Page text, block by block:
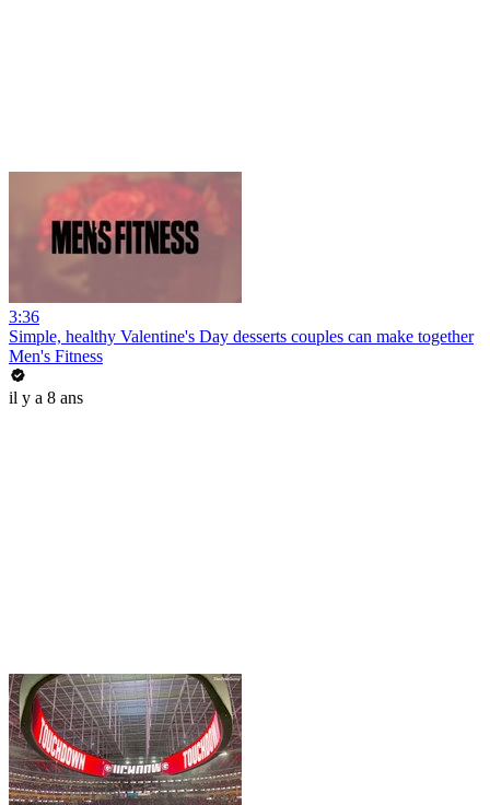
3:36
Simple, healthy Valentine's Day desserts couples can make together
Men's Fitness
il y a 8 ans